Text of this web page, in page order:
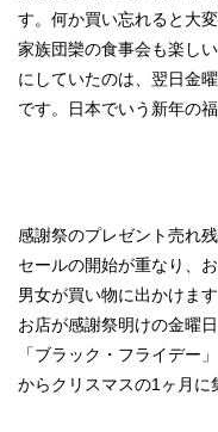
す。何か買い忘れると大変
家族団欒の食事会も楽し
にしていたのは、翌日金
です。日本でいう新年の福
感謝祭のプレゼント売れ
セールの開始が重なり、
男女が買い物に出かけます
お店が感謝祭明けの金曜
「ブラック・フライデー
からクリスマスの1ヶ月に